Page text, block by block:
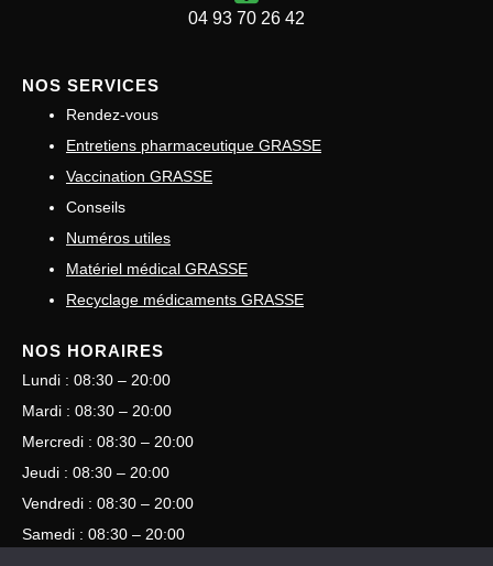
04 93 70 26 42
NOS SERVICES
Rendez-vous
Entretiens pharmaceutique GRASSE
Vaccination GRASSE
Conseils
Numéros utiles
Matériel médical GRASSE
Recyclage médicaments GRASSE
NOS HORAIRES
Lundi : 08:30 – 20:00
Mardi : 08:30 – 20:00
Mercredi : 08:30 – 20:00
Jeudi : 08:30 – 20:00
Vendredi : 08:30 – 20:00
Samedi : 08:30 – 20:00